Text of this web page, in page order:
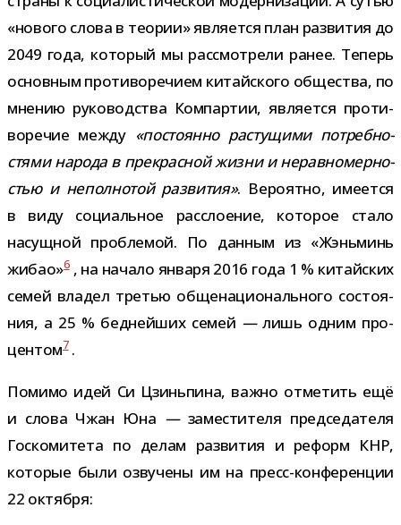
«нового слова в тео­рии» явля­ется план раз­ви­тия до
2049 года, кото­рый мы рас­смот­рели ранее. Теперь
основ­ным про­ти­во­ре­чием китай­ского обще­ства, по
мне­нию руко­вод­ства Компартии, явля­ется про­ти­
во­ре­чие между «посто­янно рас­ту­щими потреб­но­
стями народа в пре­крас­ной жизни и нерав­но­мер­но­
стью и непол­но­той раз­ви­тия». Вероятно, име­ется
в виду соци­аль­ное рас­сло­е­ние, кото­рое стало
насущ­ной про­бле­мой. По дан­ным из «Жэньминь
жибао»6, на начало января 2016 года 1 % китай­ских
семей вла­дел тре­тью обще­на­ци­о­наль­ного состо­я­
ния, а 25 % бед­ней­ших семей —лишь одним про­
цен­том7.
Помимо идей Си Цзиньпина, важно отме­тить ещё
и слова Чжан Юна —заме­сти­теля пред­се­да­теля
Госкомитета по делам раз­ви­тия и реформ КНР,
кото­рые были озву­чены им на пресс-​конференции
22 октября: